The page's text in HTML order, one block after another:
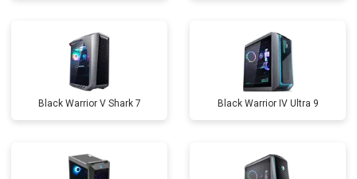
Black Warrior V Shark 7 Black Warrior IV Ultra 9